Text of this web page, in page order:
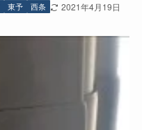
東予 西条 2021年4月19日